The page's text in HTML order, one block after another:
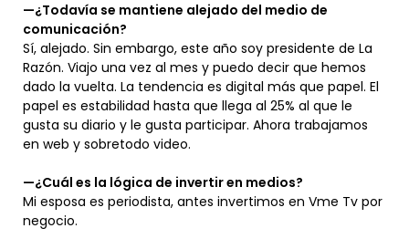
—¿Todavía se mantiene alejado del medio de
comunicación?
Sí, alejado. Sin embargo, este año soy presidente de La
Razón. Viajo una vez al mes y puedo decir que hemos
dado la vuelta. La tendencia es digital más que papel. El
papel es estabilidad hasta que llega al 25% al que le
gusta su diario y le gusta participar. Ahora trabajamos
en web y sobretodo video.
—¿Cuál es la lógica de invertir en medios?
Mi esposa es periodista, antes invertimos en Vme Tv por
negocio.